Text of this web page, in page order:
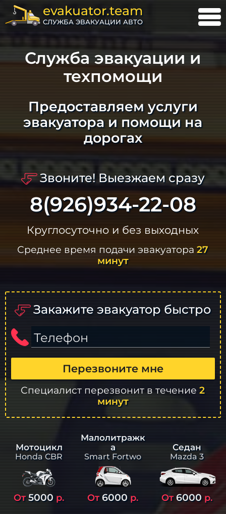
evakuator.team
СЛУЖБА ЭВАКУАЦИИ АВТО
Служба эвакуации и
техпомощи
Предоставляем услуги
эвакуатора и помощи на
дорогах
Звоните! Выезжаем сразу
8(926)934-22-08
Круглосуточно и без выходных
Среднее время подачи эвакуатора27
минут
Закажите эвакуатор быстро
Телефон
Перезвоните мне
Специалист перезвонит в течение2
минут
Мотоцикл
Honda CBR
От5000 р.
Малолитражк
а
Smart Fortwo
От6000 р.
Седан
Mazda 3
От6000р.